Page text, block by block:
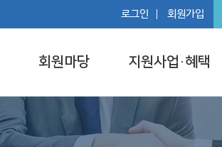
회원마당 지원사업·혜택
로그인 회원가입